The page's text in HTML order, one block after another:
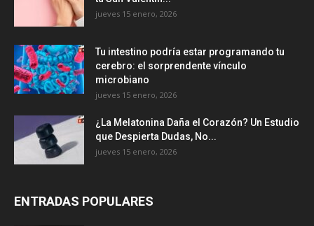
jueves 15 enero, 2026
Tu intestino podría estar programando tu
cerebro: el sorprendente vínculo
microbiano
jueves 15 enero, 2026
¿La Melatonina Daña el Corazón? Un Estudio
que Despierta Dudas, No...
jueves 15 enero, 2026
ENTRADAS POPULARES